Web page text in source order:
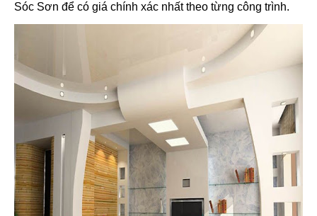
Sóc Sơn để có giá chính xác nhất theo từng công trình.